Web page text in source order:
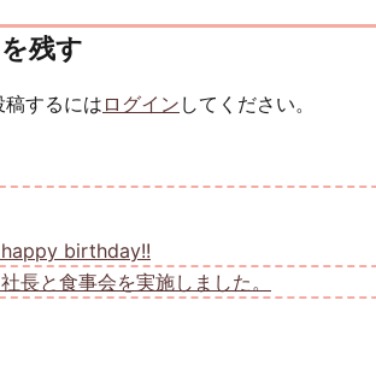
残す
稿するにはログイン してください。
happy birthday!!
社長と食事会を実施しました。